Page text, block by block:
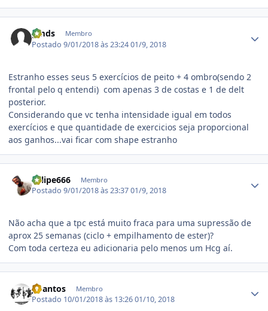
gmds Membro
Postado9/01/2018 às 23:2401/9, 2018
Estranho esses seus 5 exercícios de peito + 4 ombro(sendo 2
frontal pelo q entendi) com apenas 3 de costas e 1 de delt
posterior.
Considerando que vc tenha intensidade igual em todos
exercícios e que quantidade de exercicios seja proporcional
aos ganhos...vai ficar com shape estranho
Felipe666 Membro
Postado9/01/2018 às 23:3701/9, 2018
Não acha que a tpc está muito fraca para uma supressão de
aprox 25 semanas (ciclo + empilhamento de ester)?
Com toda certeza eu adicionaria pelo menos um Hcg aí.
JJSantos Membro
Postado 10/01/2018 às 13:2601/10, 2018